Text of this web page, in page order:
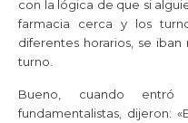
con la lógica de que si
farmacia cerca y los
diferentes horarios, se
turno.
Bueno, cuando entró
fundamentalistas, dijeron: